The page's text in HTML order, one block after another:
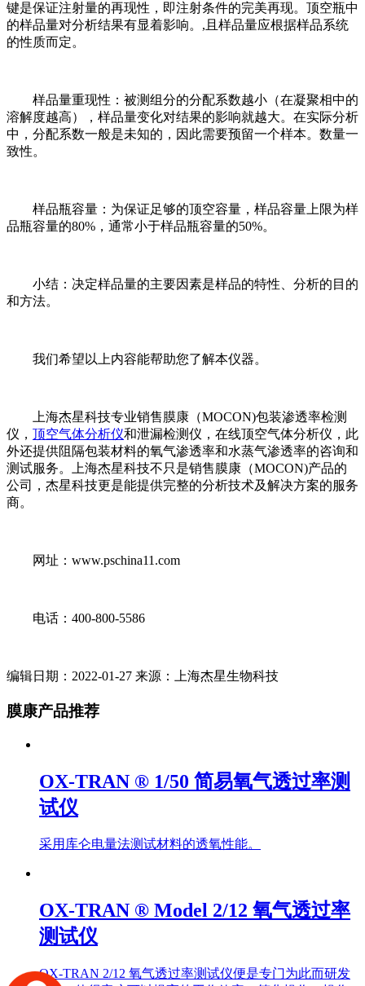
键是保证注射量的再现性，即注射条件的完美再现。顶空瓶中
的样品量对分析结果有显着影响。,且样品量应根据样品系统
的性质而定。
样品量重现性：被测组分的分配系数越小（在凝聚相中的
溶解度越高），样品量变化对结果的影响就越大。在实际分析
中，分配系数一般是未知的，因此需要预留一个样本。数量一
致性。
样品瓶容量：为保证足够的顶空容量，样品容量上限为样
品瓶容量的80%，通常小于样品瓶容量的50%。
小结：决定样品量的主要因素是样品的特性、分析的目的
和方法。
我们希望以上内容能帮助您了解本仪器。
上海杰星科技专业销售膜康（MOCON)包装渗透率检测
仪， 顶空气体分析仪和泄漏检测仪，在线顶空气体分析仪，此
外还提供阻隔包装材料的氧气渗透率和水蒸气渗透率的咨询和
测试服务。上海杰星科技不只是销售膜康（MOCON)产品的
公司，杰星科技更是能提供完整的分析技术及解决方案的服务
商。
网址：www.pschina11.com
电话：400-800-5586
编辑日期：2022-01-27 来源：上海杰星生物科技
膜康产品推荐
OX-TRAN ® 1/50 简易氧气透过率测
试仪
采用库仑电量法测试材料的透氧性能。
OX-TRAN ® Model 2/12 氧气透过率
测试仪
OX-TRAN 2/12 氧气透过率测试仪便是专门为此而研发